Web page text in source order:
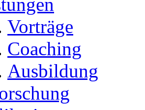
Vorträge
Coaching
Ausbildung